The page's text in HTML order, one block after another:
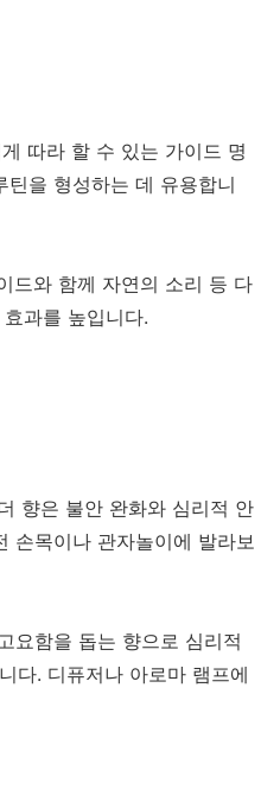
따라 할 수 있는 가이드 명
틴을 형성하는 데 유용합니
드와 함께 자연의 소리 등 다
과를 높입니다.
향은 불안 완화와 심리적 안
손목이나 관자놀이에 발라보
고요함을 돕는 향으로 심리적
다. 디퓨저나 아로마 램프에